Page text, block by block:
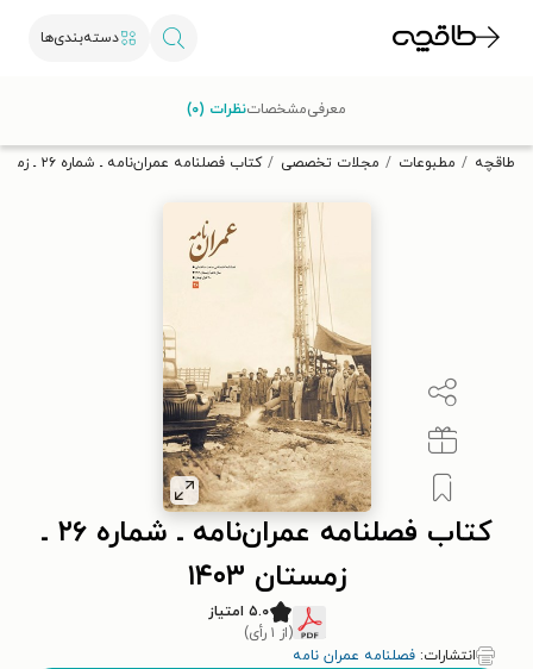
دسته‌بندی‌ها
تخفیف از طاقچه دریافت کن.
طاقچه مطبوعات مجلات تخصصی کتاب فصلنامه عمران‌نامه ـ شماره ۲۶ ـ زمستان ۱۴۰۳
کتاب فصلنامه عمران‌نامه ـ شماره ۲۶ ـ
زمستان ۱۴۰۳
۵.۰ امتیاز
(از ۱ رأی)
انتشارات: فصلنامه عمران نامه
معرفیمشخصاتنظرات (۰)